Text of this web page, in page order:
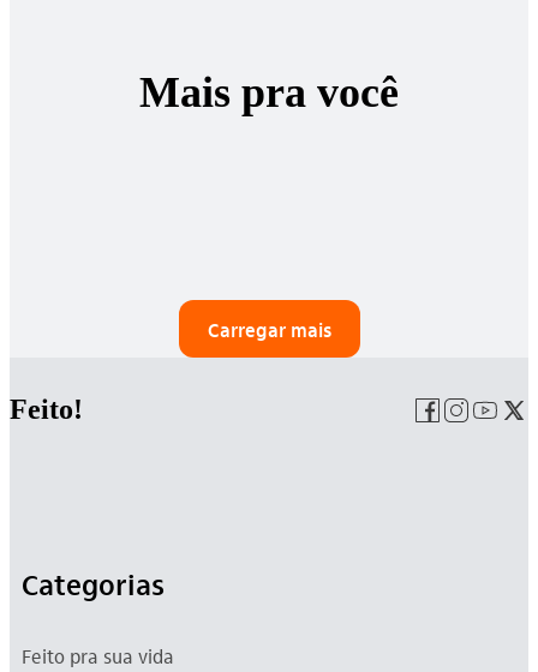
Mais pra você
Carregar mais
Feito!
Categorias
Feito pra sua vida